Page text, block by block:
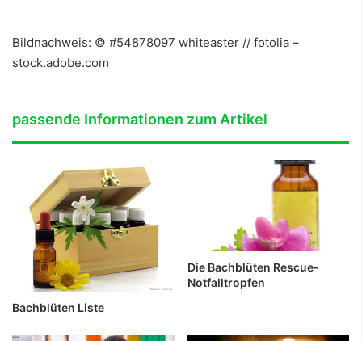
Bildnachweis: © #54878097 whiteaster // fotolia –
stock.adobe.com
passende Informationen zum Artikel
Bachblüten Liste
Die Bachblüten Rescue-
Notfalltropfen